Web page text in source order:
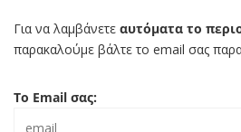
Για να λαμβάνετε αυτόματα το
παρακαλούμε βάλτε το email σας
Το Email σας: